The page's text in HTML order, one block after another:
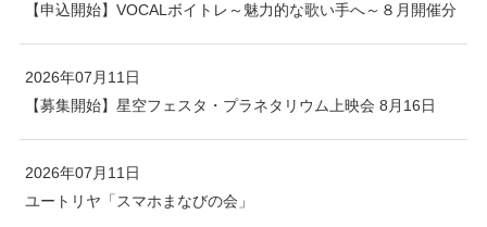
【申込開始】VOCALボイトレ～魅力的な歌い手へ～８月開催分
2026年07月11日
【募集開始】星空フェスタ・プラネタリウム上映会 8月16日
2026年07月11日
ユートリヤ「スマホまなびの会」